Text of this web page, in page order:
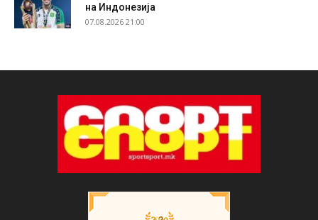
на Индонезија
07.08.2026 21:00